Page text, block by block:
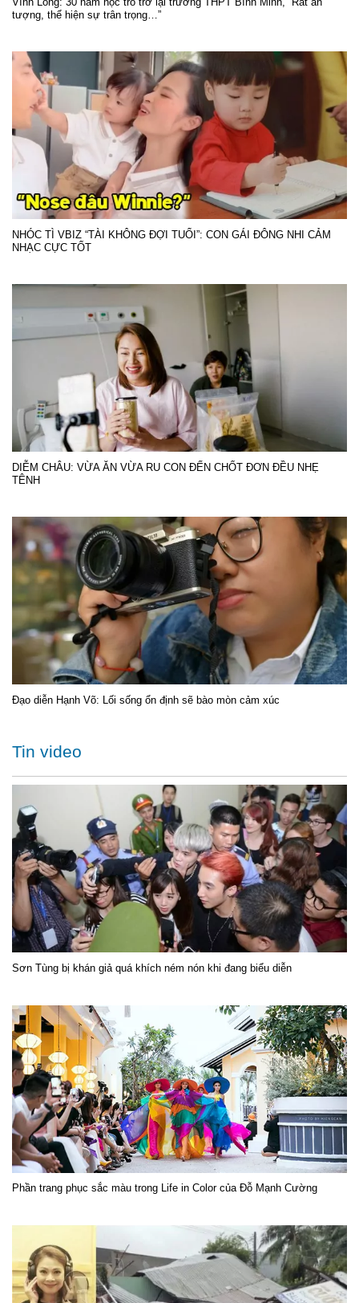
tượng, thể hiện sự trân trọng…”
NHÓC TÌ VBIZ “TÀI KHÔNG ĐỢI TUỔI”: CON GÁI ĐÔNG NHI CẢM
NHẠC CỰC TỐT
DIỄM CHÂU: VỪA ĂN VỪA RU CON ĐẾN CHỐT ĐƠN ĐỀU NHẸ
TÊNH
Đạo diễn Hạnh Võ: Lối sống ổn định sẽ bào mòn cảm xúc
Tin video
Sơn Tùng bị khán giả quá khích ném nón khi đang biểu diễn
Phần trang phục sắc màu trong Life in Color của Đỗ Mạnh Cường